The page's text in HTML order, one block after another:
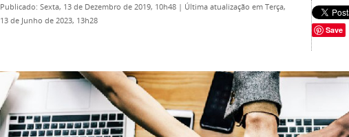
Publicado: Sexta, 13 de Dezembro de 2019, 10h48 | Última atualização em Terça,
13 de Junho de 2023, 13h28
Save